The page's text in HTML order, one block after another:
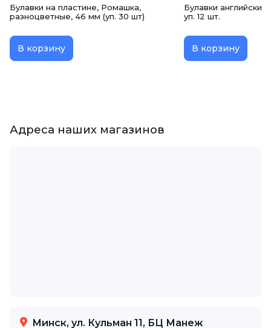
Булавки на пластине, Ромашка,
разноцветные, 46 мм (уп. 30 шт)
В корзину
Булавки
уп. 12 шт.
В корзину
Адреса наших магазинов
Минск, ул. Кульман 11, БЦ Манеж